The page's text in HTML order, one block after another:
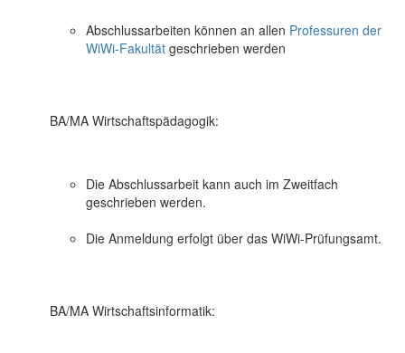
Abschlussarbeiten können an allen Professuren der
WiWi-Fakultät geschrieben werden
BA/MA Wirtschaftspädagogik:
Die Abschlussarbeit kann auch im Zweitfach
geschrieben werden.
Die Anmeldung erfolgt über das WiWi-Prüfungsamt.
BA/MA Wirtschaftsinformatik: